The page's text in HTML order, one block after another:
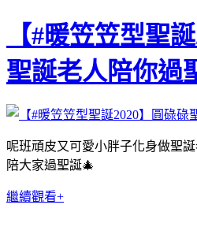
【#暖笠笠型聖
聖誕老人陪你過
呢班頑皮又可愛小胖子化身做聖
陪大家過聖誕🎄
繼續觀看+